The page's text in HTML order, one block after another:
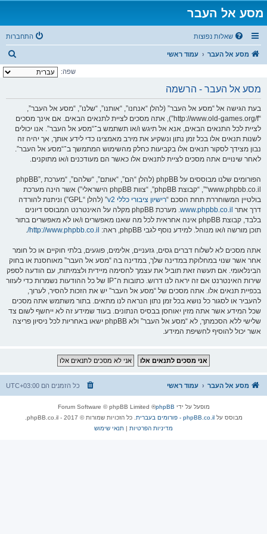
מסע אל העבר
שאלות נפוצות התחברות
מסע אל העבר עמוד ראשי
י
שפה:
מסע אל העבר - הרשמה
בעת הגישה אל “מסע אל העבר” (להלן “אנחנו”, “אותנו”, “שלנו”, “מסע אל העבר”,
“http://www.old-games.org/f”), אתה מסכים לציית לתנאים הבאים. אם אינך מסכים
לציית לכל התנאים הבאים, אנא אל תיגש ו/או תשתמש ב־“מסע אל העבר”. אנו יכולים
לשנות תנאים אלו בכל זמן נתון ונשקיע את מירב מאמצינו כדי לידע אותך, אך יהיה זה
נבון מצידך לסקור תנאים אלו בקביעות כחלק מהשימוש המתמשך ב־“מסע אל העבר”.
לאחר שינויים אתה מסכים לציית לתנאים אלו כאשר הם מעודכנים ו/או מתוקנים.
הפורומים שלנו מבוססים על phpBB (להלן “הם”, “אותם”, “שלהם”, “מערכת phpBB”,
“www.phpbb.co.il”, “קבוצת phpBB”, “צוות phpBB הישראלי”) אשר הינה מערכת
בולטיין המשוחררת תחת הסכם “רישיון ציבורי כללי v2
” (להלן “GPL”) וניתנת להורדה
דרך אתר www.phpbb.co.il
. מערכת phpBB מקלה על האינטרנט המבוסס דיונים
בלבד, קבוצת phpBB אינה אחראית לכל מה שאנו מאפשרים ו/או לא מאפשרים בתור
תוכן מורשה ו/או מנוהל. למידע נוסף לגבי phpBB, ראה:
http://www.phpbb.co.il/
.
אתה מסכים לא לשלוח דברים גסים, גזעניים, אלימים, פוגעים, בלתי חוקיים או כל חומר
אחר אשר שנוי במחלוקת במדינה שלך, במדינה בה “מסע אל העבר” מאוחסנת או בחוק
הבינלאומי. אם תעשה זאת תוביל את עצמך לחסימה מיידית ולצמיתות, עם הודעה לספק
שירות האינטרנט אם זה יראה לנו דרוש. כתובות ה־IP של כל ההודעות נשמרות כדי לעזור
בכפיית תנאים אלו. אתה מסכים של “מסע אל העבר” יש את הזכות להסיר, לערוך,
להעביר או לסגור כל נושא בכל זמן נתון הנראה לנו מתאים. בתור משתמש אתה מסכים
שכל המידע אשר אתה מזין יאוחסן בבסיס הנתונים. בעוד שמידע זה לא ייחשף לשום צד
שלישי ללא הסכמתך, לא “מסע אל העבר” ולא phpBB ישאו באחריות לכל ניסיון פריצה
אשר יכול להוסיף לחשיפת המידע.
מסע אל העבר עמוד ראשי כל הזמנים הם UTC+03:00
מופעל על ידי phpBB
® Forum Software © phpBB Limited
מבוסס עלphpBB.co.il - פורומים בעברית
. כל הזכויות שמורות © 2017 - phpBB.co.il.
מדיניות הפרטיות | תנאי שימוש